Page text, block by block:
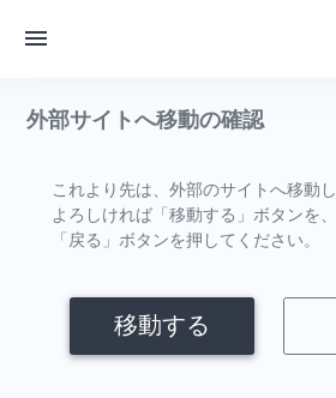
外部サイトへ移動の確認
これより先は、外部のサイトへ移動し
よろしければ「移動する」ボタンを
「戻る」ボタンを押してください。
移動する